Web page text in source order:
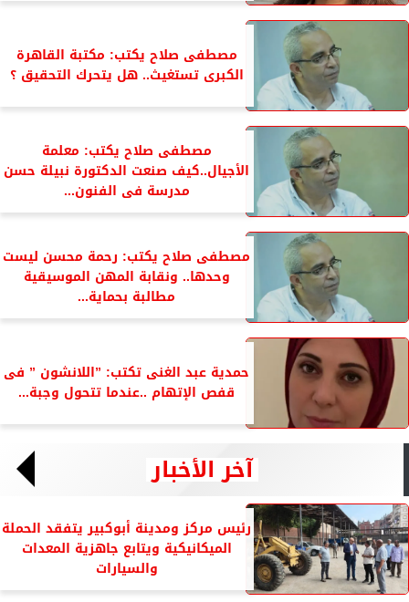
مصطفى صلاح يكتب: مكتبة القاهرة
الكبرى تستغيث.. هل يتحرك التحقيق ؟
مصطفى صلاح يكتب: معلمة
الأجيال..كيف صنعت الدكتورة نبيلة حسن
مدرسة فى الفنون...
مصطفى صلاح يكتب: رحمة محسن ليست
وحدها.. ونقابة المهن الموسيقية
مطالبة بحماية...
حمدية عبد الغنى تكتب: ”اللانشون ” فى
قفص الإتهام ..عندما تتحول وجبة...
آخر الأخبار
رئيس مركز ومدينة أبوكبير يتفقد الحملة
الميكانيكية ويتابع جاهزية المعدات
والسيارات